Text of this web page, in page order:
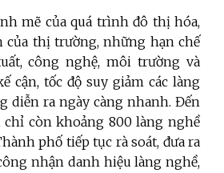
mẽ của quá trình đô thị hóa,
của thị trường, những hạn chế
công nghệ, môi trường và
cận, tốc độ suy giảm các làng
diễn ra ngày càng nhanh. Đến
chỉ còn khoảng 800 làng nghề
phố tiếp tục rà soát, đưa ra
nhận danh hiệu làng nghề,